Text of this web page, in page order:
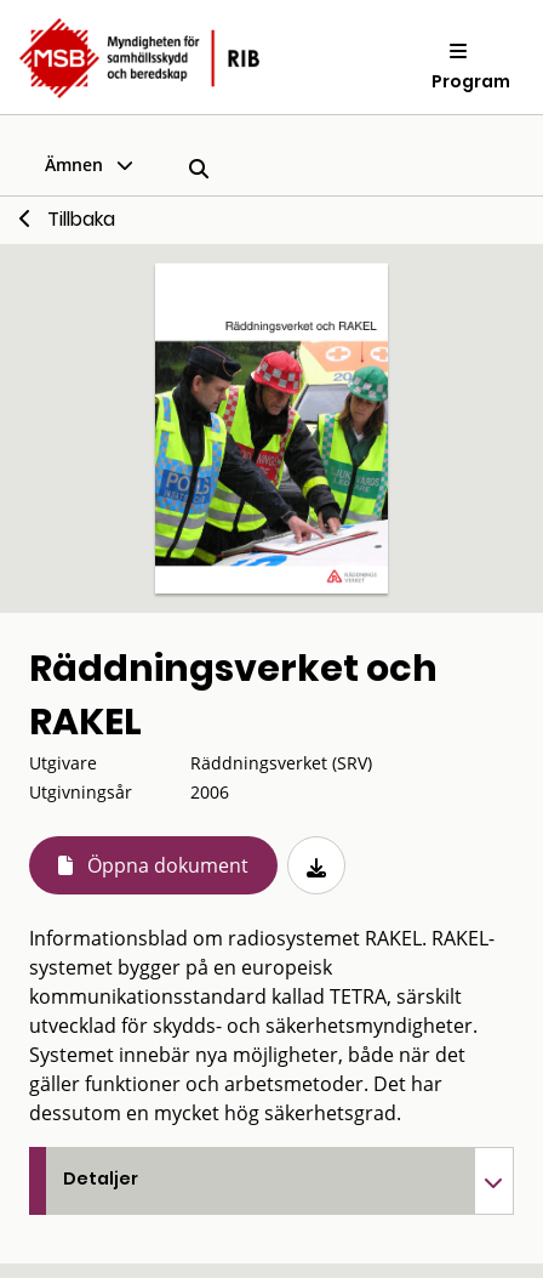
Program
Ämnen
Tillbaka
Räddningsverket och
RAKEL
Utgivare
Räddningsverket (SRV)
Utgivningsår
2006
Öppna dokument
Informationsblad om radiosystemet RAKEL. RAKEL-
systemet bygger på en europeisk
kommunikationsstandard kallad TETRA, särskilt
utvecklad för skydds- och säkerhetsmyndigheter.
Systemet innebär nya möjligheter, både när det
gäller funktioner och arbetsmetoder. Det har
dessutom en mycket hög säkerhetsgrad.
Detaljer